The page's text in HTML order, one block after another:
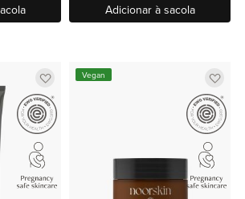
Adicionar à sacola
Adicionar
a
lista
de
a
lista
de
Vegan